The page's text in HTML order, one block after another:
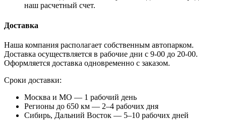
наш расчетный счет.
Доставка
Наша компания располагает собственным автопарком.
Доставка осуществляется в рабочие дни с 9-00 до 20-00.
Оформляется доставка одновременно с заказом.
Сроки доставки:
Москва и МО — 1 рабочий день
Регионы до 650 км — 2–4 рабочих дня
Сибирь, Дальний Восток — 5–10 рабочих дней